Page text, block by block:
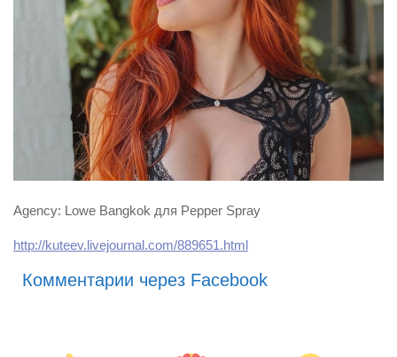
Agency: Lowe Bangkok для Pepper Spray
http://kuteev.livejournal.com/889651.html
Комментарии через Facebook